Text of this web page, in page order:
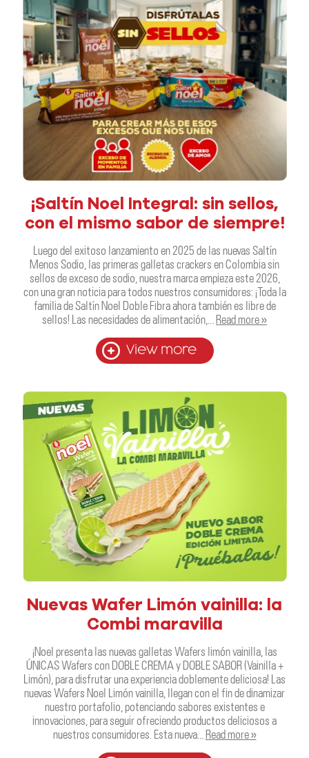
¡Saltín Noel Integral: sin sellos,
con el mismo sabor de siempre!
Luego del exitoso lanzamiento en 2025 de las nuevas Saltín
Menos Sodio, las primeras galletas crackers en Colombia sin
sellos de exceso de sodio, nuestra marca empieza este 2026,
con una gran noticia para todos nuestros consumidores: ¡Toda la
familia de Saltín Noel Doble Fibra ahora también es libre de
sellos! Las necesidades de alimentación,…Read more »
View more
Nuevas Wafer Limón vainilla: la
Combi maravilla
¡Noel presenta las nuevas galletas Wafers limón vainilla, las
ÚNICAS Wafers con DOBLE CREMA y DOBLE SABOR (Vainilla +
Limón), para disfrutar una experiencia doblemente deliciosa! Las
nuevas Wafers Noel Limón vainilla, llegan con el fin de dinamizar
nuestro portafolio, potenciando sabores existentes e
innovaciones, para seguir ofreciendo productos deliciosos a
nuestros consumidores. Esta nueva… Read more »